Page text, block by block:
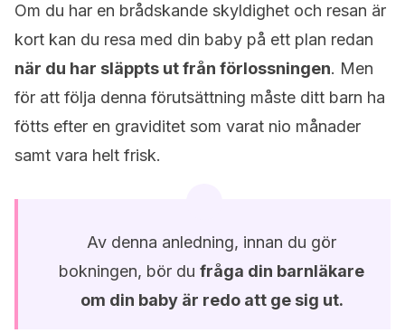
Om du har en brådskande skyldighet och resan är
kort kan du resa med din baby på ett plan redan
när du har släppts ut från förlossningen. Men
för att följa denna förutsättning måste ditt barn ha
fötts efter en graviditet som varat nio månader
samt vara helt frisk.
Av denna anledning, innan du gör
bokningen, bör du fråga din barnläkare
om din baby är redo att ge sig ut.